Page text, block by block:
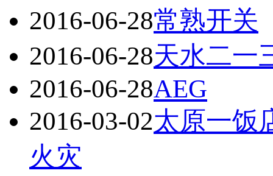
2016-06-28常熟开关
2016-06-28天水二一
2016-06-28AEG
2016-03-02太原一饭
火灾